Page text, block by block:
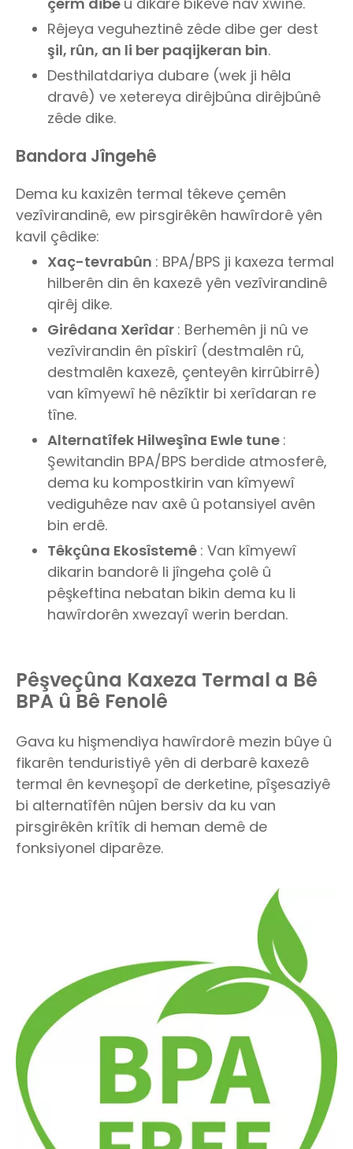
Rêjeya veguheztinê zêde dibe ger dest
şil, rûn, an li ber paqijkeran bin.
Desthilatdariya dubare (wek ji hêla
dravê) ve xetereya dirêjbûna dirêjbûnê
zêde dike.
Bandora Jîngehê
Dema ku kaxizên termal têkeve çemên
vezîvirandinê, ew pirsgirêkên hawîrdorê yên
kavil çêdike:
Xaç-tevrabûn : BPA/BPS ji kaxeza termal
hilberên din ên kaxezê yên vezîvirandinê
qirêj dike.
Girêdana Xerîdar : Berhemên ji nû ve
vezîvirandin ên pîskirî (destmalên rû,
destmalên kaxezê, çenteyên kirrûbirrê)
van kîmyewî hê nêzîktir bi xerîdaran re
tîne.
Alternatîfek Hilweşîna Ewle tune :
Şewitandin BPA/BPS berdide atmosferê,
dema ku kompostkirin van kîmyewî
vediguhêze nav axê û potansiyel avên
bin erdê.
Têkçûna Ekosîstemê : Van kîmyewî
dikarin bandorê li jîngeha çolê û
pêşkeftina nebatan bikin dema ku li
hawîrdorên xwezayî werin berdan.
Pêşveçûna Kaxeza Termal a Bê
BPA û Bê Fenolê
Gava ku hişmendiya hawîrdorê mezin bûye û
fikarên tenduristiyê yên di derbarê kaxezê
termal ên kevneşopî de derketine, pîşesaziyê
bi alternatîfên nûjen bersiv da ku van
pirsgirêkên krîtîk di heman demê de
fonksiyonel diparêze.